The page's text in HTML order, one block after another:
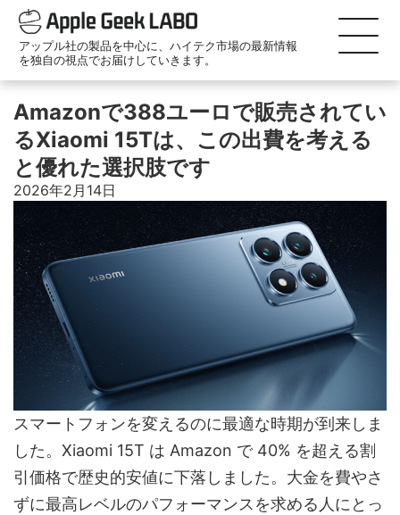
アップル社の製品を中心に、ハイテク市場の最新情報
を独自の視点でお届けしていきます。
Amazonで388ユーロで販売されてい
るXiaomi 15Tは、この出費を考える
と優れた選択肢です
2026年2月14日
スマートフォンを変えるのに最適な時期が到来しま
した。Xiaomi 15T は Amazon で 40% を超える割
引価格で歴史的安値に下落しました。大金を費やさ
ずに最高レベルのパフォーマンスを求める人にとっ